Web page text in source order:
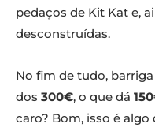
pedaços de Kit Kat e,
desconstruídas.
No fim de tudo,
dos 300€, o que dá
caro? Bom, isso é